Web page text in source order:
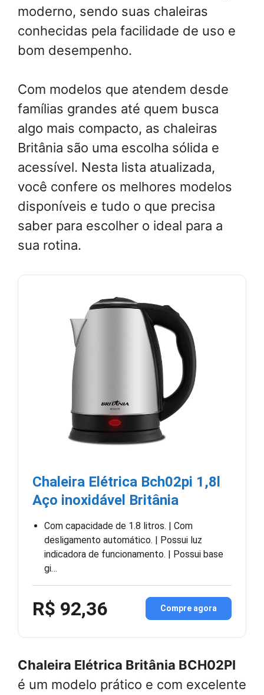
moderno, sendo suas chaleiras
conhecidas pela facilidade de uso e
bom desempenho.
Com modelos que atendem desde
famílias grandes até quem busca
algo mais compacto, as chaleiras
Britânia são uma escolha sólida e
acessível. Nesta lista atualizada,
você confere os melhores modelos
disponíveis e tudo o que precisa
saber para escolher o ideal para a
sua rotina.
Chaleira Elétrica Bch02pi 1,8l
Aço inoxidável Britânia
Com capacidade de 1.8 litros. | Com
desligamento automático. | Possui luz
indicadora de funcionamento. | Possui base
gi…
R$ 92,36 Compre agora
Chaleira Elétrica Britânia BCH02PI
é um modelo prático e com excelente